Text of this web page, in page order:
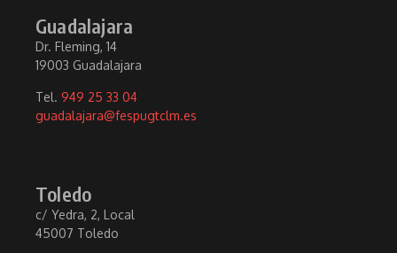
Guadalajara
Dr. Fleming, 14
19003 Guadalajara
Tel. 949 25 33 04
guadalajara@fespugtclm.es
Toledo
c/ Yedra, 2, Local
45007 Toledo